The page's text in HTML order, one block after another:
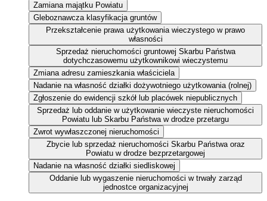
Zamiana majątku Powiatu
Gleboznawcza klasyfikacja gruntów
Przekształcenie prawa użytkowania wieczystego w prawo
własności
Sprzedaż nieruchomości gruntowej Skarbu Państwa
dotychczasowemu użytkownikowi wieczystemu
Zmiana adresu zamieszkania właściciela
Nadanie na własność działki dożywotniego użytkowania (rolnej)
Zgłoszenie do ewidencji szkół lub placówek niepublicznych
Sprzedaż lub oddanie w użytkowanie wieczyste nieruchomości
Powiatu lub Skarbu Państwa w drodze przetargu
Zwrot wywłaszczonej nieruchomości
Zbycie lub sprzedaż nieruchomości Skarbu Państwa oraz
Powiatu w drodze bezprzetargowej
Nadanie na własność działki siedliskowej
Oddanie lub wygaszenie nieruchomości w trwały zarząd
jednostce organizacyjnej